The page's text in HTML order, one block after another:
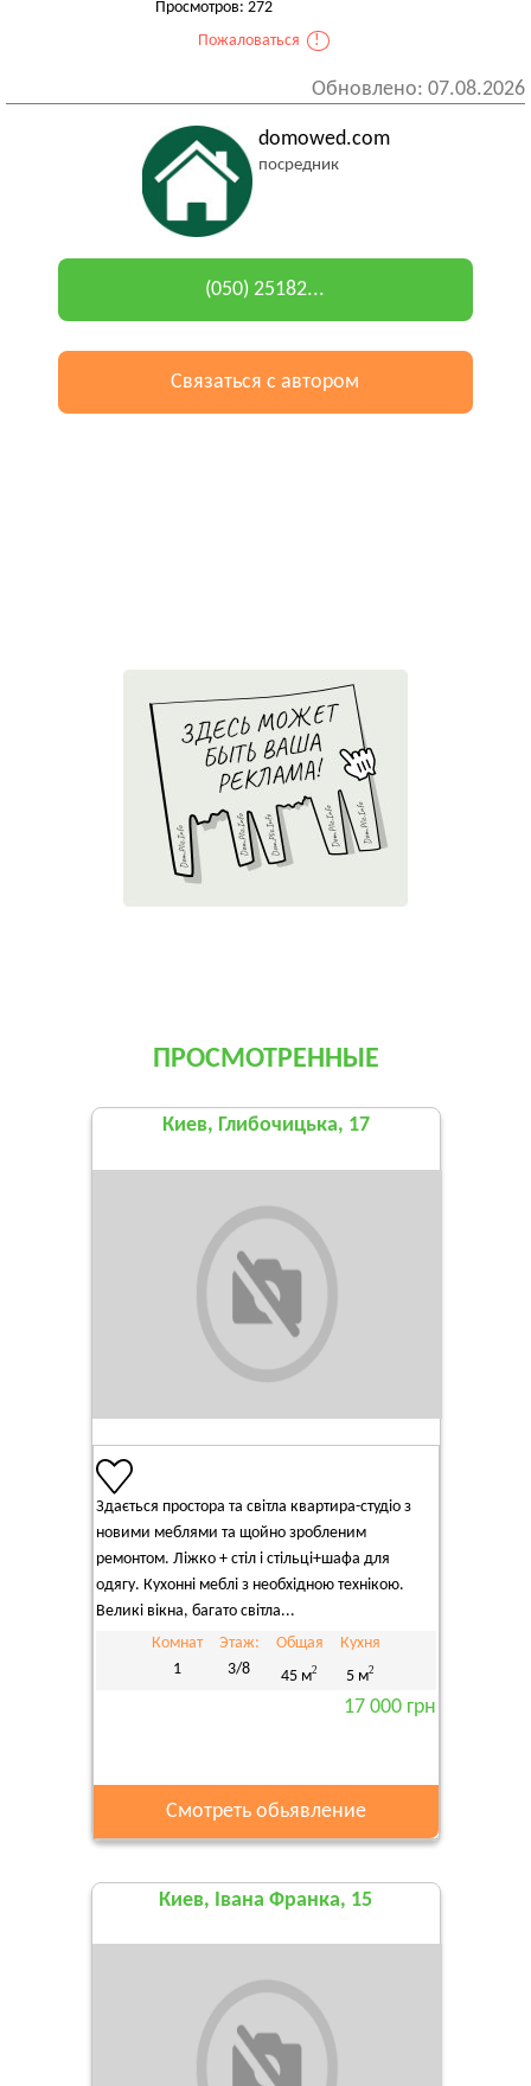
Просмотров: 272
Пожаловаться
!
Обновлено: 07.08.2026
domowed.com
посредник
(050) 25182...
Связаться с автором
ПРОСМОТРЕННЫЕ
Киев, Глибочицька, 17
Здається простора та світла квартира-студіо з
новими меблями та щойно зробленим
ремонтом. Ліжко + стіл і стільці+шафа для
одягу. Кухонні меблі з необхідною технікою.
Великі вікна, багато світла...
Комнат
1
Этаж:
3/8
Общая
45 м2
Кухня
5 м2
17 000 грн
Смотреть обьявление
Киев, Івана Франка, 15